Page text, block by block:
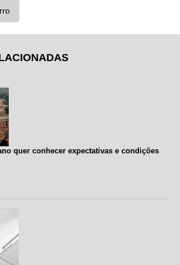
quer conhecer expectativas e condições